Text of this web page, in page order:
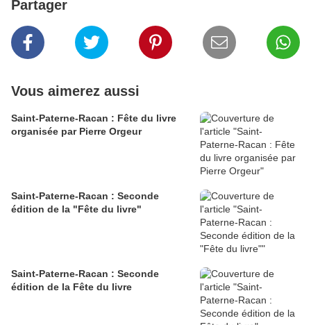
Partager
Vous aimerez aussi
Saint-Paterne-Racan : Fête du livre
organisée par Pierre Orgeur
Saint-Paterne-Racan : Seconde
édition de la "Fête du livre"
Saint-Paterne-Racan : Seconde
édition de la Fête du livre